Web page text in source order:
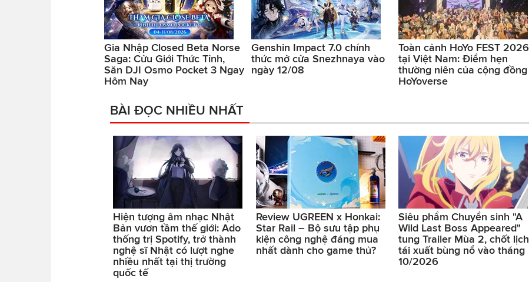
Gia Nhập Closed Beta Norse
Saga: Cửu Giới Thức Tỉnh,
Săn DJI Osmo Pocket 3 Ngay
Hôm Nay
Genshin Impact 7.0 chính
thức mở cửa Snezhnaya vào
ngày 12/08
Toàn cảnh HoYo FEST 2026
tại Việt Nam: Điểm hẹn
thường niên của cộng đồng
HoYoverse
BÀI ĐỌC NHIỀU NHẤT
Hiện tượng âm nhạc Nhật
Bản vươn tầm thế giới: Ado
thống trị Spotify, trở thành
nghệ sĩ Nhật có lượt nghe
nhiều nhất tại thị trường
quốc tế
Review UGREEN x Honkai:
Star Rail – Bộ sưu tập phụ
kiện công nghệ đáng mua
nhất dành cho game thủ?
Siêu phẩm Chuyển sinh "A
Wild Last Boss Appeared"
tung Trailer Mùa 2, chốt lịch
tái xuất bùng nổ vào tháng
10/2026